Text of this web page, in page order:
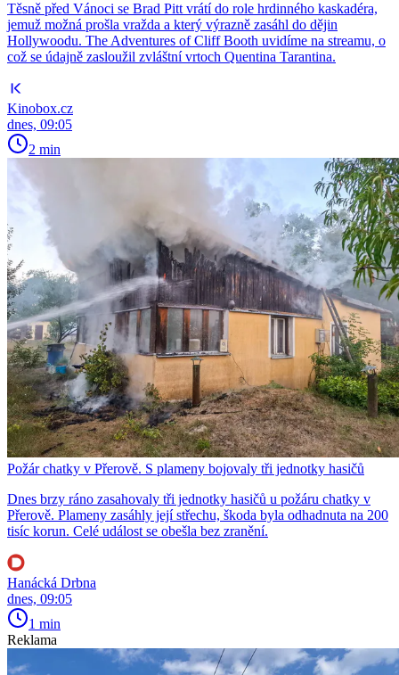
Těsně před Vánoci se Brad Pitt vrátí do role hrdinného kaskadéra,
jemuž možná prošla vražda a který výrazně zasáhl do dějin
Hollywoodu. The Adventures of Cliff Booth uvidíme na streamu, o
což se údajně zasloužil zvláštní vrtoch Quentina Tarantina.
Kinobox.cz
dnes, 09:05
2 min
Požár chatky v Přerově. S plameny bojovaly tři jednotky hasičů
Dnes brzy ráno zasahovaly tři jednotky hasičů u požáru chatky v
Přerově. Plameny zasáhly její střechu, škoda byla odhadnuta na 200
tisíc korun. Celé událost se obešla bez zranění.
Hanácká Drbna
dnes, 09:05
1 min
Reklama